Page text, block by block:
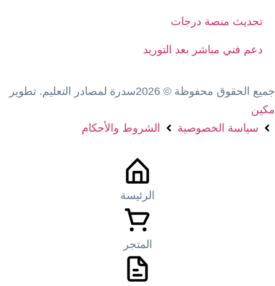
تحديث منصة درجات
دعم فني مباشر بعد التوريد
جميع الحقوق محفوظة © 2026سدرة لمصادر التعليم. تطوير
مكين
سياسة الخصوصية
الشروط والأحكام
الرئيسة
المتجر